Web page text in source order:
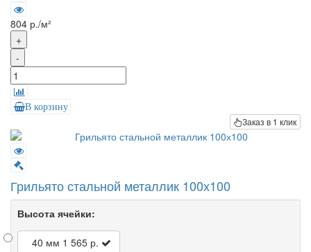
804 р./м²
+
-
В корзину
Заказ в 1 клик
Грильято стальной металлик 100х100
Высота ячейки:
40 мм 1 565 р.